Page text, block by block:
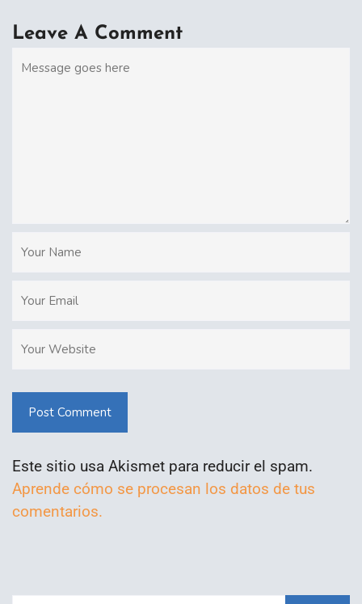
Leave A Comment
Post Comment
Este sitio usa Akismet para reducir el spam.
Aprende cómo se procesan los datos de tus
comentarios.